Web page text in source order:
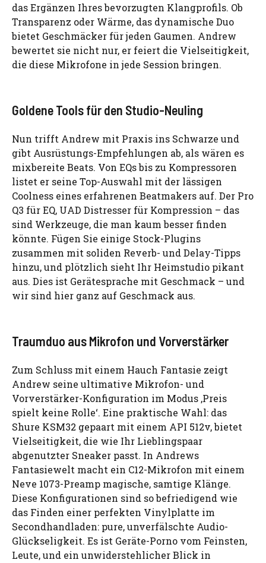
das Ergänzen Ihres bevorzugten Klangprofils. Ob
Transparenz oder Wärme, das dynamische Duo
bietet Geschmäcker für jeden Gaumen. Andrew
bewertet sie nicht nur, er feiert die Vielseitigkeit,
die diese Mikrofone in jede Session bringen.
Goldene Tools für den Studio-Neuling
Nun trifft Andrew mit Praxis ins Schwarze und
gibt Ausrüstungs-Empfehlungen ab, als wären es
mixbereite Beats. Von EQs bis zu Kompressoren
listet er seine Top-Auswahl mit der lässigen
Coolness eines erfahrenen Beatmakers auf. Der Pro
Q3 für EQ, UAD Distresser für Kompression – das
sind Werkzeuge, die man kaum besser finden
könnte. Fügen Sie einige Stock-Plugins
zusammen mit soliden Reverb- und Delay-Tipps
hinzu, und plötzlich sieht Ihr Heimstudio pikant
aus. Dies ist Gerätesprache mit Geschmack – und
wir sind hier ganz auf Geschmack aus.
Traumduo aus Mikrofon und Vorverstärker
Zum Schluss mit einem Hauch Fantasie zeigt
Andrew seine ultimative Mikrofon- und
Vorverstärker-Konfiguration im Modus ‚Preis
spielt keine Rolle‘. Eine praktische Wahl: das
Shure KSM32 gepaart mit einem API 512v, bietet
Vielseitigkeit, die wie Ihr Lieblingspaar
abgenutzter Sneaker passt. In Andrews
Fantasiewelt macht ein C12-Mikrofon mit einem
Neve 1073-Preamp magische, samtige Klänge.
Diese Konfigurationen sind so befriedigend wie
das Finden einer perfekten Vinylplatte im
Secondhandladen: pure, unverfälschte Audio-
Glückseligkeit. Es ist Geräte-Porno vom Feinsten,
Leute, und ein unwiderstehlicher Blick in